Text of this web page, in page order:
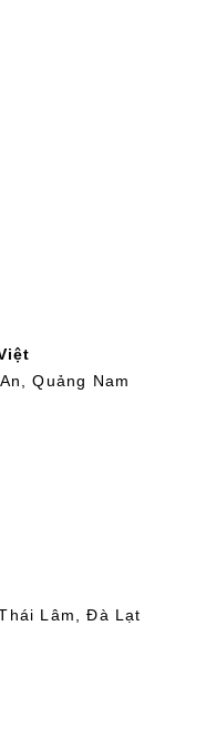
Quảng Nam
Lâm, Đà Lạt